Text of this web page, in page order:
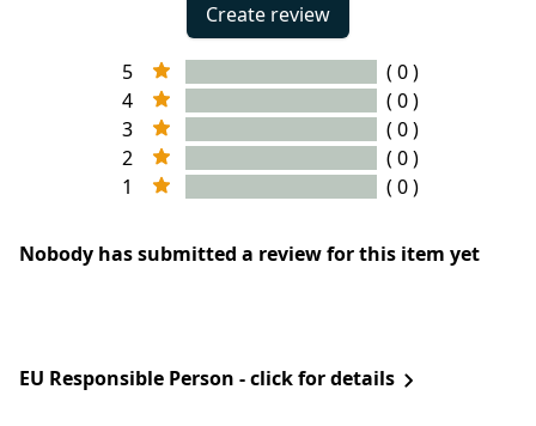
Create review
5
( 0 )
4
( 0 )
3
( 0 )
2
( 0 )
1
( 0 )
Nobody has submitted a review for this item yet
EU Responsible Person - click for details